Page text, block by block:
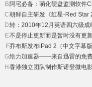
阿宅必备：萌化硬盘监测软件
朝鲜自主研发《红星-Red Star
转：2010年12月英语四六级成
不是停止更新而是暂时没有更
乔布斯发布iPad 2（中文字幕版
给力加速器——来自迅雷的免
香港独立团队制作斯诺登微电